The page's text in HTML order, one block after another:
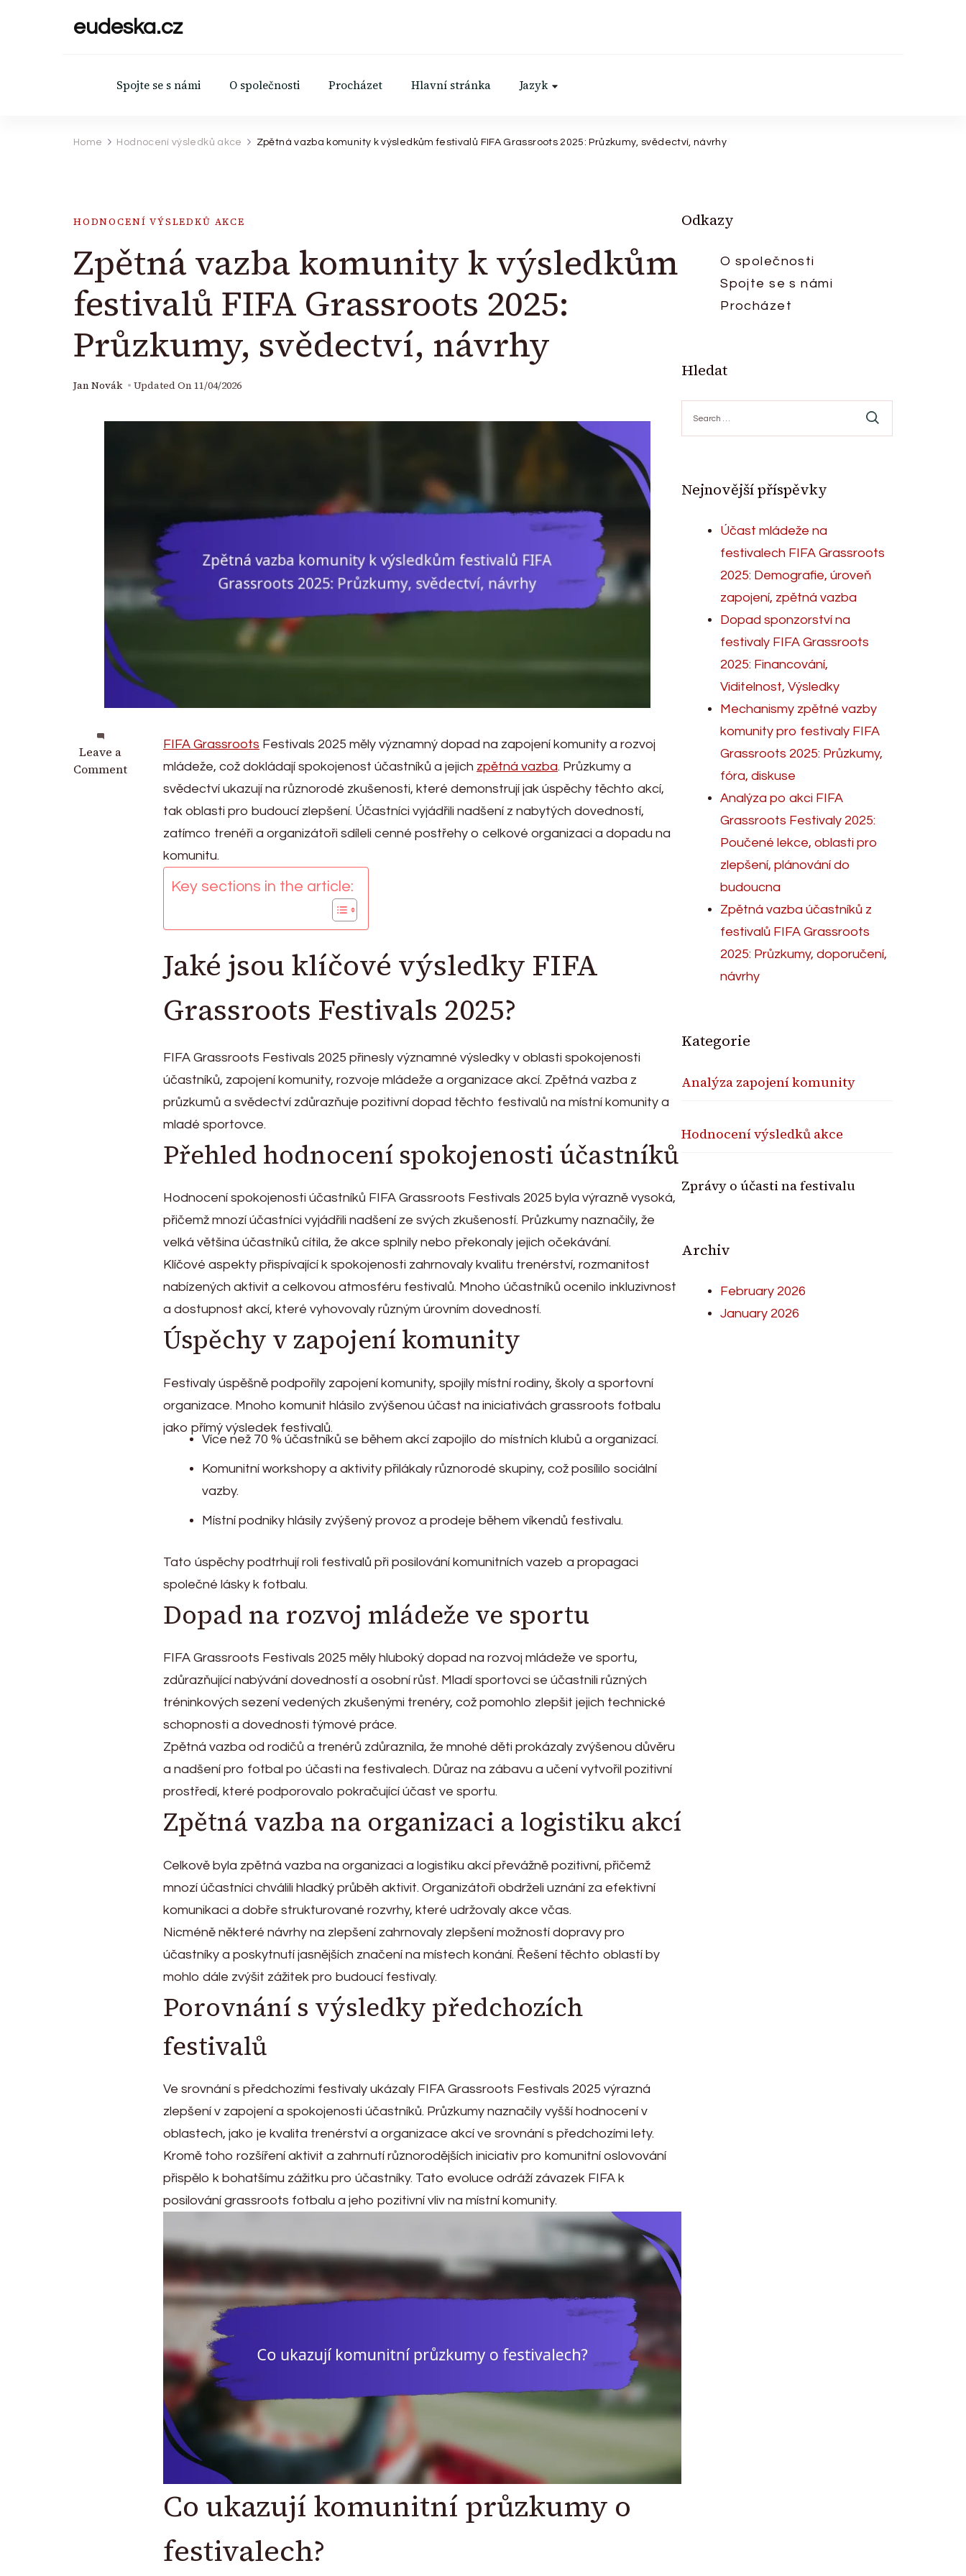
eudeska.cz
Spojte se s námi O společnosti Procházet Hlavní stránka Jazyk
Home Hodnocení výsledků akce Zpětná vazba komunity k výsledkům festivalů FIFA Grassroots 2025: Průzkumy, svědectví, návrhy
HODNOCENÍ VÝSLEDKŮ AKCE
Zpětná vazba komunity k výsledkům
festivalů FIFA Grassroots 2025:
Průzkumy, svědectví, návrhy
Jan Novák Updated On 11/04/2026
Leave a
Comment
on
Zpětná
FIFA Grassroots Festivals 2025 měly významný dopad na zapojení komunity a rozvoj
mládeže, což dokládají spokojenost účastníků a jejich zpětná vazba. Průzkumy a
svědectví ukazují na různorodé zkušenosti, které demonstrují jak úspěchy těchto akcí,
tak oblasti pro budoucí zlepšení. Účastníci vyjádřili nadšení z nabytých dovedností,
zatímco trenéři a organizátoři sdíleli cenné postřehy o celkové organizaci a dopadu na
komunitu.
Key sections in the article:
Jaké jsou klíčové výsledky FIFA
Grassroots Festivals 2025?
FIFA Grassroots Festivals 2025 přinesly významné výsledky v oblasti spokojenosti
účastníků, zapojení komunity, rozvoje mládeže a organizace akcí. Zpětná vazba z
průzkumů a svědectví zdůrazňuje pozitivní dopad těchto festivalů na místní komunity a
mladé sportovce.
Přehled hodnocení spokojenosti účastníků
Hodnocení spokojenosti účastníků FIFA Grassroots Festivals 2025 byla výrazně vysoká,
přičemž mnozí účastníci vyjádřili nadšení ze svých zkušeností. Průzkumy naznačily, že
velká většina účastníků cítila, že akce splnily nebo překonaly jejich očekávání.
Klíčové aspekty přispívající k spokojenosti zahrnovaly kvalitu trenérství, rozmanitost
nabízených aktivit a celkovou atmosféru festivalů. Mnoho účastníků ocenilo inkluzivnost
a dostupnost akcí, které vyhovovaly různým úrovním dovedností.
Úspěchy v zapojení komunity
Festivaly úspěšně podpořily zapojení komunity, spojily místní rodiny, školy a sportovní
organizace. Mnoho komunit hlásilo zvýšenou účast na iniciativách grassroots fotbalu
jako přímý výsledek festivalů.
Více než 70 % účastníků se během akcí zapojilo do místních klubů a organizací.
Komunitní workshopy a aktivity přilákaly různorodé skupiny, což posílilo sociální
vazby.
Místní podniky hlásily zvýšený provoz a prodeje během víkendů festivalu.
Tato úspěchy podtrhují roli festivalů při posilování komunitních vazeb a propagaci
společné lásky k fotbalu.
Dopad na rozvoj mládeže ve sportu
FIFA Grassroots Festivals 2025 měly hluboký dopad na rozvoj mládeže ve sportu,
zdůrazňující nabývání dovedností a osobní růst. Mladí sportovci se účastnili různých
tréninkových sezení vedených zkušenými trenéry, což pomohlo zlepšit jejich technické
schopnosti a dovednosti týmové práce.
Zpětná vazba od rodičů a trenérů zdůraznila, že mnohé děti prokázaly zvýšenou důvěru
a nadšení pro fotbal po účasti na festivalech. Důraz na zábavu a učení vytvořil pozitivní
prostředí, které podporovalo pokračující účast ve sportu.
Zpětná vazba na organizaci a logistiku akcí
Celkově byla zpětná vazba na organizaci a logistiku akcí převážně pozitivní, přičemž
mnozí účastníci chválili hladký průběh aktivit. Organizátoři obdrželi uznání za efektivní
komunikaci a dobře strukturované rozvrhy, které udržovaly akce včas.
Nicméně některé návrhy na zlepšení zahrnovaly zlepšení možností dopravy pro
účastníky a poskytnutí jasnějších značení na místech konání. Řešení těchto oblastí by
mohlo dále zvýšit zážitek pro budoucí festivaly.
Porovnání s výsledky předchozích
festivalů
Ve srovnání s předchozími festivaly ukázaly FIFA Grassroots Festivals 2025 výrazná
zlepšení v zapojení a spokojenosti účastníků. Průzkumy naznačily vyšší hodnocení v
oblastech, jako je kvalita trenérství a organizace akcí ve srovnání s předchozími lety.
Kromě toho rozšíření aktivit a zahrnutí různorodějších iniciativ pro komunitní oslovování
přispělo k bohatšímu zážitku pro účastníky. Tato evoluce odráží závazek FIFA k
posilování grassroots fotbalu a jeho pozitivní vliv na místní komunity.
Co ukazují komunitní průzkumy o
festivalech?
Odkazy
O společnosti
Spojte se s námi
Procházet
Hledat
for:
Nejnovější příspěvky
Účast mládeže na
festivalech FIFA Grassroots
2025: Demografie, úroveň
zapojení, zpětná vazba
Dopad sponzorství na
festivaly FIFA Grassroots
2025: Financování,
Viditelnost, Výsledky
Mechanismy zpětné vazby
komunity pro festivaly FIFA
Grassroots 2025: Průzkumy,
fóra, diskuse
Analýza po akci FIFA
Grassroots Festivaly 2025:
Poučené lekce, oblasti pro
zlepšení, plánování do
budoucna
Zpětná vazba účastníků z
festivalů FIFA Grassroots
2025: Průzkumy, doporučení,
návrhy
Kategorie
Analýza zapojení komunity
Hodnocení výsledků akce
Zprávy o účasti na festivalu
Archiv
February 2026
January 2026